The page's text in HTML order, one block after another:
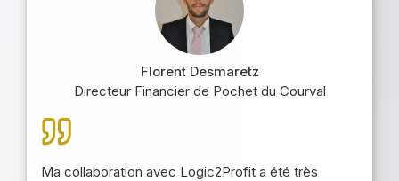
Florent Desmaretz
Directeur Financier de Pochet du Courval
Ma collaboration avec Logic2Profit a été très